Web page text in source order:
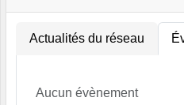
Actualités du réseau
Aucun évènement